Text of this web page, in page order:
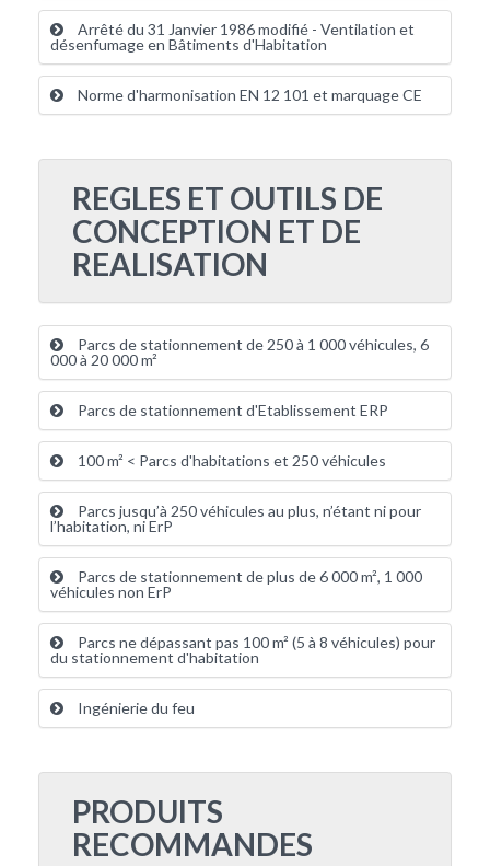
Arrêté du 31 Janvier 1986 modifié - Ventilation et
désenfumage en Bâtiments d'Habitation
Norme d'harmonisation EN 12 101 et marquage CE
REGLES ET OUTILS DE
CONCEPTION ET DE
REALISATION
Parcs de stationnement de 250 à 1 000 véhicules, 6
000 à 20 000 m²
Parcs de stationnement d'Etablissement ERP
100 m² < Parcs d'habitations et 250 véhicules
Parcs jusqu’à 250 véhicules au plus, n’étant ni pour
l’habitation, ni ErP
Parcs de stationnement de plus de 6 000 m², 1 000
véhicules non ErP
Parcs ne dépassant pas 100 m² (5 à 8 véhicules) pour
du stationnement d'habitation
Ingénierie du feu
PRODUITS
RECOMMANDES